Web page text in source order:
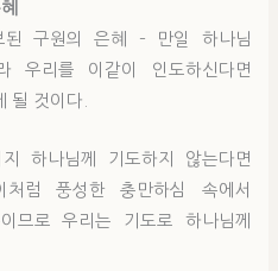
혜
된 구원의 은혜 – 만일 하나님
우리를 이같이 인도하신다면
될 것이다.
하나님께 기도하지 않는다면
럼 풍성한 충만하심 속에서
므로 우리는 기도로 하나님께